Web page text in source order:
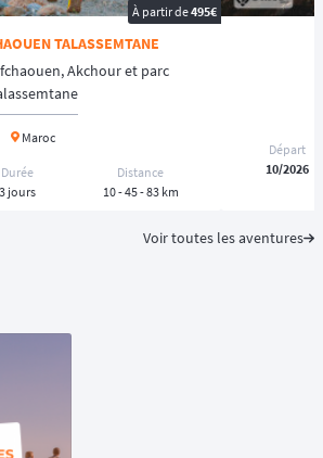
À partir de495€
TALASSEMTANE
Akchour et parc
Maroc
Durée
3 jours
Distance
10 - 45 - 83 km
Départ
10/2026
Voir toutes les aventures